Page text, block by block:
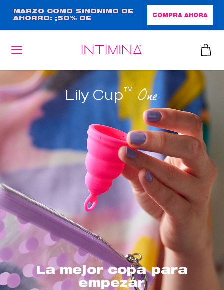
contenido
principal
MARZO COMO SINÓNIMO DE
AHORRO: ¡50% DE
TAMAÑO NORMAL!
COMPRA AHORA
La mejor copa para
empezar
Lily Cup™One